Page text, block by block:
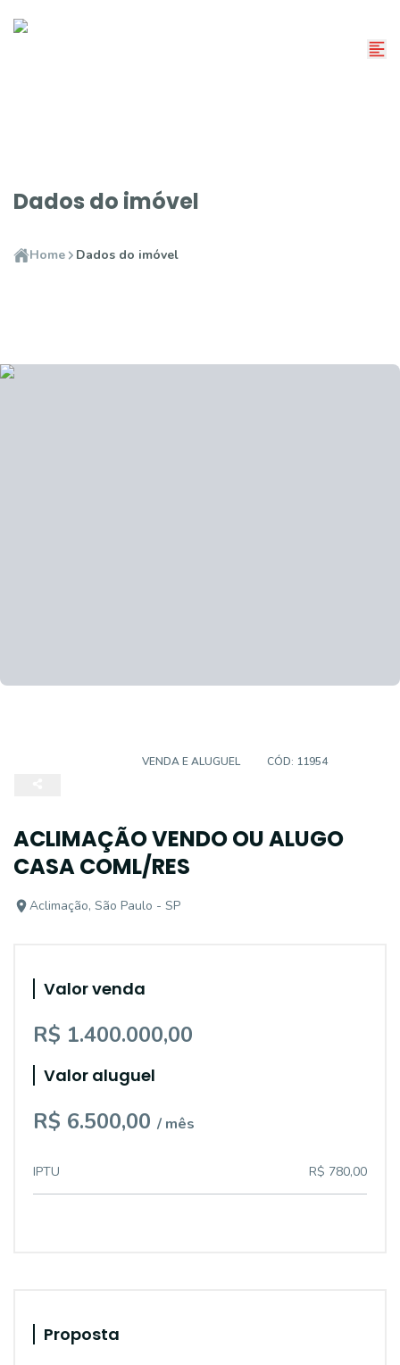
Dados do imóvel
Home Dados do imóvel
VENDA E ALUGUEL CÓD: 11954
ACLIMAÇÃO VENDO OU ALUGO
CASA COML/RES
Aclimação, São Paulo - SP
Valor venda
R$ 1.400.000,00
Valor aluguel
R$ 6.500,00 / mês
IPTU R$ 780,00
Proposta